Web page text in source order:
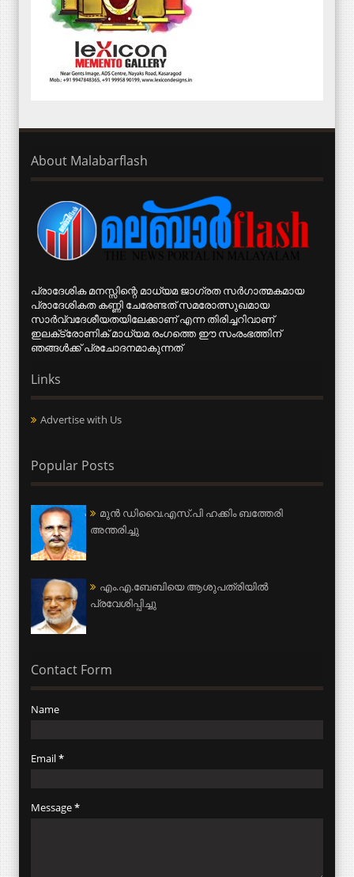
About Malabarflash
പ്രാദേശിക മനസ്സിന്റെ മാധ്യമ ജാഗ്രത സര്‍ഗാത്മകമായ
പ്രാദേശികത കണ്ണി ചേരേണ്ടത് സമരോത്സുഖമായ
സാര്‍വ്വദേശീയതയിലേക്കാണ് എന്ന തിരിച്ചറിവാണ്
ഇലക്‌ട്രോണിക് മാധ്യമ രംഗത്തെ ഈ സംരംഭത്തിന്
ഞങ്ങള്‍ക്ക് പ്രചോദനമാകുന്നത്
Links
Advertise with Us
Popular Posts
മുന്‍ ഡിവൈ.എസ്.പി ഹക്കിം ബത്തേരി
അന്തരിച്ചു
എം.എ.ബേബിയെ ആശുപത്രിയില്‍
പ്രവേശിപ്പിച്ചു
Contact Form
Name
Email*
Message*